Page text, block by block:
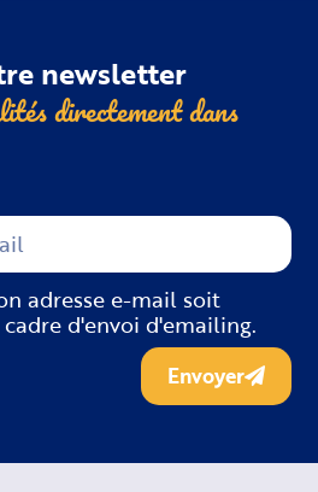
newsletter
directement dans
adresse e-mail soit
d'envoi d'emailing.
Envoyer